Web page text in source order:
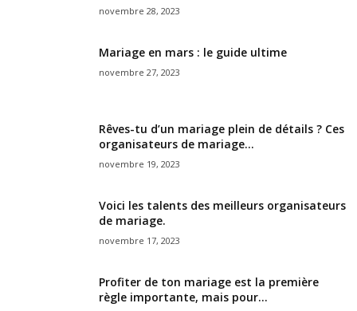
novembre 28, 2023
Mariage en mars : le guide ultime
novembre 27, 2023
Rêves-tu d’un mariage plein de détails ? Ces
organisateurs de mariage...
novembre 19, 2023
Voici les talents des meilleurs organisateurs
de mariage.
novembre 17, 2023
Profiter de ton mariage est la première
règle importante, mais pour...